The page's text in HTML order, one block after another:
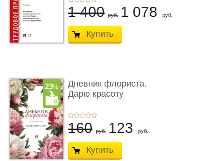
1 400 руб. 1 078 руб.
Купить
Дневник флориста.
Дарю красоту
160 руб. 123 руб.
Купить